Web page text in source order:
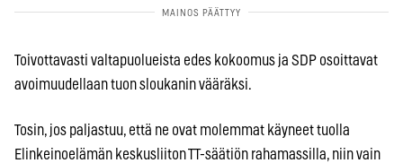
Toivottavasti valtapuolueista edes kokoomus ja SDP osoittavat
avoimuudellaan tuon sloukanin vääräksi.
Tosin, jos paljastuu, että ne ovat molemmat käyneet tuolla
Elinkeinoelämän keskusliiton TT-säätiön rahamassilla, niin vain